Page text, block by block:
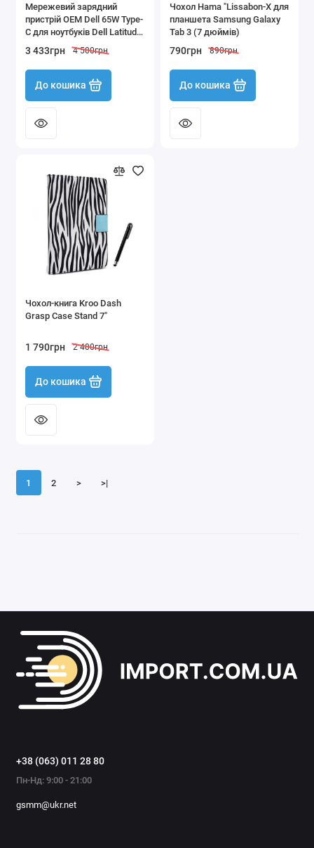
Мережевий зарядний
пристрій OEM Dell 65W Type-
C для ноутбуків Dell Latitude
5510/5520/5310
3 433грн 4 500грн
До кошика
Чохол Hama "Lissabon-X для
планшета Samsung Galaxy
Tab 3 (7 дюймів)
790грн 890грн
До кошика
Чохол-книга Kroo Dash
Grasp Case Stand 7"
1 790грн 2 400грн
До кошика
1 2 > >|
+38 (063) 011 28 80
Пн-Нд: 9:00 - 21:00
gsmm@ukr.net